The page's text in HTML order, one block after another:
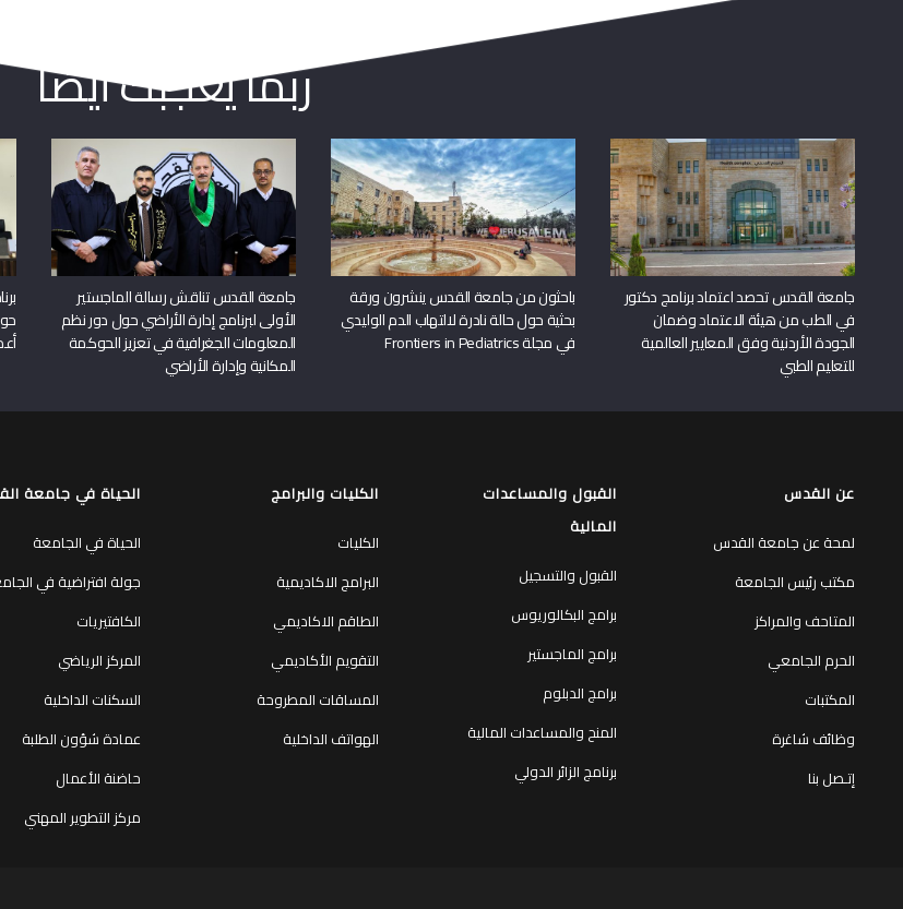
ربما يعجبك أيضا
جامعة القدس تحصد اعتماد برنامج دكتور
في الطب من هيئة الاعتماد وضمان
الجودة الأردنية وفق المعايير العالمية
للتعليم الطبي
باحثون من جامعة القدس ينشرون ورقة
بحثية حول حالة نادرة لالتهاب الدم الوليدي
في مجلة Frontiers in Pediatrics
جامعة القدس تناقش رسالة الماجستير
الأولى لبرنامج إدارة الأراضي حول دور نظم
المعلومات الجغرافية في تعزيز الحوكمة
المكانية وإدارة الأراضي
عن القدس
لمحة عن جامعة القدس
مكتب رئيس الجامعة
المتاحف والمراكز
الحرم الجامعي
المكتبات
وظائف شاغرة
إتـصل بنا
القبول والمساعدات
المالية
القبول والتسجيل
برامج البكالوريوس
برامج الماجستير
برامج الدبلوم
المنح والمساعدات المالية
برنامج الزائر الدولي
الكليات والبرامج
الكليات
البرامج الاكاديمية
الطاقم الاكاديمي
التقويم الأكاديمي
المساقات المطروحة
الهواتف الداخلية
الحياة في جامعة
الحياة في الجامعة
جولة افتراضية في
الكافتيريات
المركز الرياضي
السكنات الداخلية
عمادة شؤون الطلبة
حاضنة الأعمال
مركز التطوير المهني